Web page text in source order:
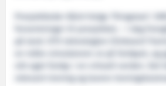
Prosjektleder Bård Helge Thingstad i
forventninger til prosjektet; – I dag
på land. OTS teknologien (Onboard
en måte simulatoren ut på fartøyet, og
sitt eget fartøy i en virtuell verden. Det
relevant trening og lavere